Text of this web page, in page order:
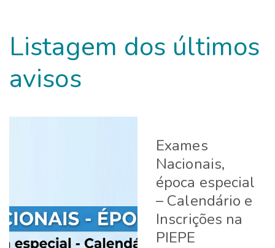
Listagem dos últimos
avisos
Exames
Nacionais,
época especial
– Calendário e
Inscrições na
PIEPE